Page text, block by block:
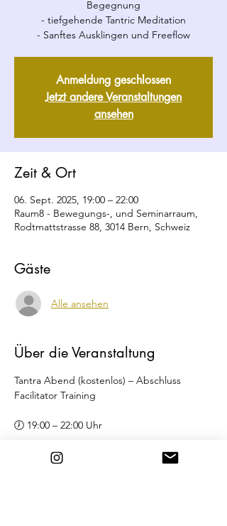
Begegnung
- tiefgehende Tantric Meditation
- Sanftes Ausklingen und Freeflow
Anmeldung geschlossen
Jetzt andere Veranstaltungen
ansehen
Zeit & Ort
06. Sept. 2025, 19:00 – 22:00
Raum8 - Bewegungs-, und Seminarraum,
Rodtmattstrasse 88, 3014 Bern, Schweiz
Gäste
Alle ansehen
Über die Veranstaltung
Tantra Abend (kostenlos) – Abschluss
Facilitator Training
🕖 19:00 – 22:00 Uhr
Programm: